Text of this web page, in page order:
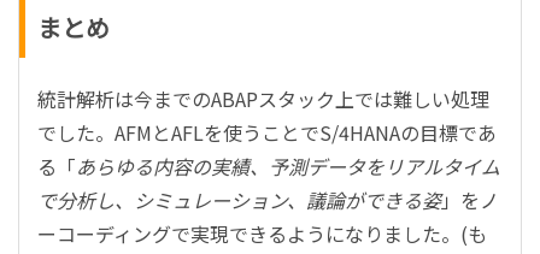
まとめ
統計解析は今までのABAPスタック上では難しい処理
でした。AFMとAFLを使うことでS/4HANAの目標であ
る「あらゆる内容の実績、予測データをリアルタイム
で分析し、シミュレーション、議論ができる姿」をノ
ーコーディングで実現できるようになりました。(も